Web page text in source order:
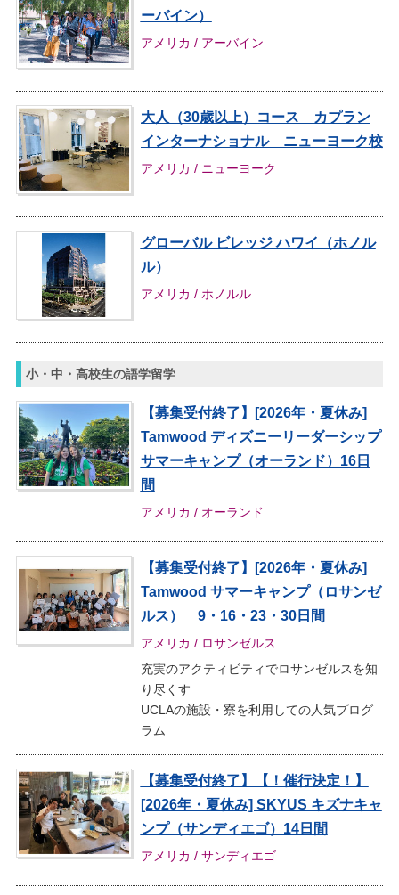
ーバイン）
アメリカ / アーバイン
大人（30歳以上）コース カプラン
インターナショナル ニューヨーク校
アメリカ / ニューヨーク
グローバル ビレッジ ハワイ（ホノル
ル）
アメリカ / ホノルル
小・中・高校生の語学留学
【募集受付終了】[2026年・夏休み]
Tamwood ディズニーリーダーシップ
サマーキャンプ（オーランド）16日
間
アメリカ / オーランド
【募集受付終了】[2026年・夏休み]
Tamwood サマーキャンプ（ロサンゼ
ルス） 9・16・23・30日間
アメリカ / ロサンゼルス
充実のアクティビティでロサンゼルスを知
り尽くす
UCLAの施設・寮を利用しての人気プログ
ラム
【募集受付終了】【！催行決定！】
[2026年・夏休み] SKYUS キズナキャ
ンプ（サンディエゴ）14日間
アメリカ / サンディエゴ